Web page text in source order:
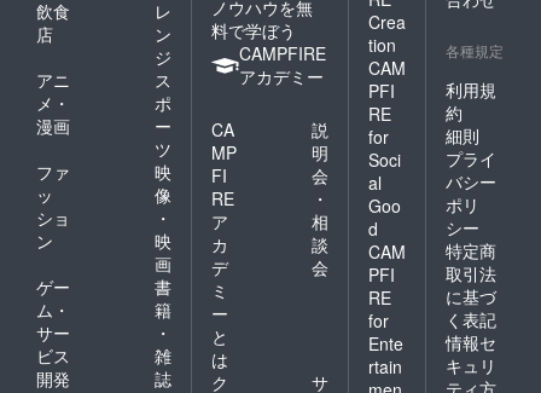
飲食
店
レ
ン
ジ
アニ
メ・
漫画
ス
ポ
ー
ツ
ファ
ッ
ショ
ン
映
像
・
映
画
ゲー
ム・
サー
ビス
開発
書
籍
・
雑
誌
ノウハウを無
料で学ぼう
CAMPFIRE
アカデミー
CA
MP
FI
RE
ア
カ
デ
ミ
ー
と
は
説
明
会
・
相
談
会
ク
サ
Crea
tion
CAM
PFI
RE
for
Soci
al
Goo
d
CAM
PFI
RE
for
Ente
rtain
各種規定
利用規
約
細則
プライ
バシー
ポリ
シー
特定商
取引法
に基づ
く表記
情報セ
キュリ